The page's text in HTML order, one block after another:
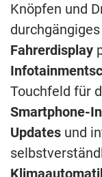
Knöpfen und
durchgängiges
Fahrerdisplay
Touchfeld für
Smartphone-
Updates und